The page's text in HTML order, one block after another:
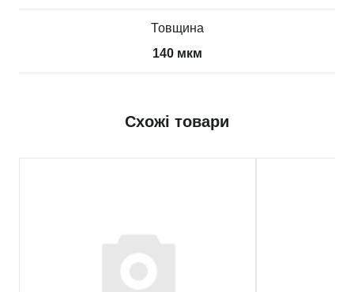
Товщина
140 мкм
Схожі товари